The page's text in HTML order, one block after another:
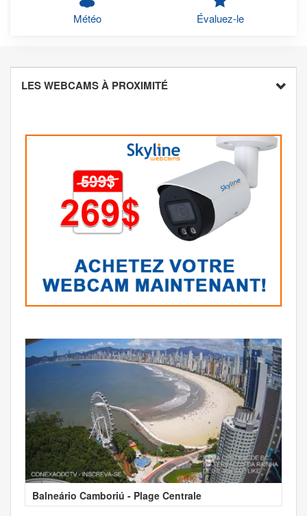
Météo Évaluez-le
LES WEBCAMS À PROXIMITÉ
Balneário Camboriú - Plage Centrale